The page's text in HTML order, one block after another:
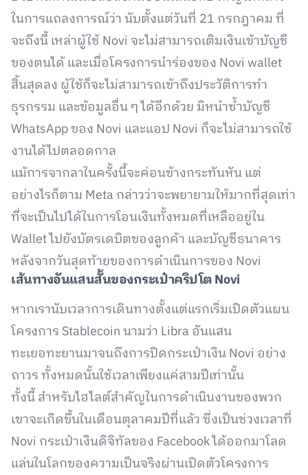
ในการแถลงการณ์ว่า นับตั้งแต่วันที่ 21 กรกฎาคม ที่
จะถึงนี้ เหล่าผู้ใช้ Novi จะไม่สามารถเติมเงินเข้าบัญชี
ของตนได้ และเมื่อโครงการนำร่องของ Novi wallet
สิ้นสุดลง ผู้ใช้ก็จะไม่สามารถเข้าถึงประวัติการทำ
ธุรกรรม และข้อมูลอื่น ๆ ได้อีกด้วย มิหนำซ้ำบัญชี
WhatsApp ของ Novi และแอป Novi ก็จะไม่สามารถใช้
งานได้ไปตลอดกาล
แม้การจากลาในครั้งนี้จะค่อนข้างกระทันหัน แต่
อย่างไรก็ตาม Meta กล่าวว่าจะพยายามให้มากที่สุดเท่า
ที่จะเป็นไปได้ในการโอนเงินทั้งหมดที่เหลืออยู่ใน
Wallet ไปยังบัตรเดบิตของลูกค้า และบัญชีธนาคาร
หลังจากวันสุดท้ายของการดำเนินการของ Novi
เส้นทางอันแสนสั้นของกระเป๋าคริปโตNovi
หากเรานับเวลาการเดินทางตั้งแต่แรกเริ่มเปิดตัวแผน
โครงการ Stablecoin นามว่า Libra อันแสน
ทะเยอทะยานมาจนถึงการปิดกระเป๋าเงิน Novi อย่าง
ถาวร ทั้งหมดนั้นใช้เวลาเพียงแค่สามปีเท่านั้น
ทั้งนี้ สำหรับไฮไลต์สำคัญในการดำเนินงานของพวก
เขาจะเกิดขึ้นในเดือนตุลาคมปีที่แล้ว ซึ่งเป็นช่วงเวลาที่
Novi กระเป๋าเงินดิจิทัลของ Facebook ได้ออกมาโลด
แล่นในโลกของความเป็นจริงผ่านเปิดตัวโครงการ